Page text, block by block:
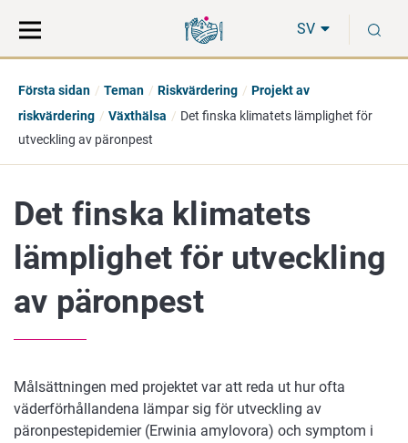
direkt
till
på
hela
SV
Första sidan Teman Riskvärdering
Projekt av
riskvärdering
Växthälsa
Det finska klimatets lämplighet för
utveckling av päronpest
Det finska klimatets
lämplighet för utveckling
av päronpest
Målsättningen med projektet var att reda ut hur ofta
väderförhållandena lämpar sig för utveckling av
päronpestepidemier (Erwinia amylovora) och symptom i